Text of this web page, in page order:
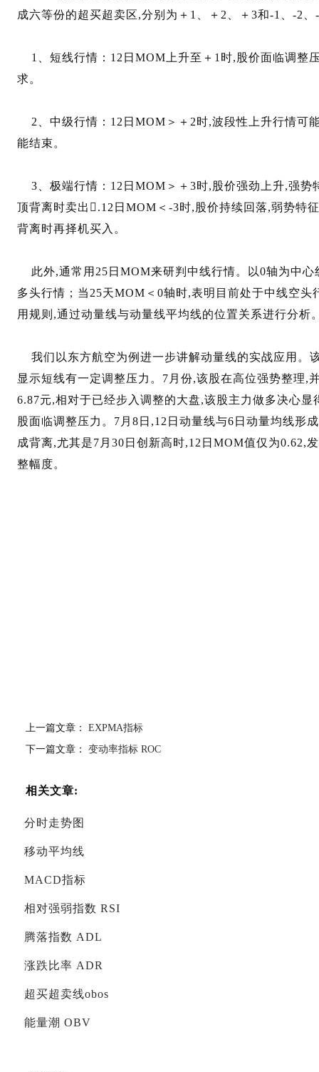
成六等份的超买超卖区,分别为＋1、＋2、＋3和-1、-2、
1、短线行情：12日MOM上升至＋1时,股价面临调整
求。
2、中级行情：12日MOM＞＋2时,波段性上升行情可
能结束。
3、极端行情：12日MOM＞＋3时,股价强劲上升,强势
顶背离时卖出.12日MOM＜-3时,股价持续回落,弱势特
背离时再择机买入。
此外,通常用25日MOM来研判中线行情。以0轴为中心
多头行情；当25天MOM＜0轴时,表明目前处于中线空
用规则,通过动量线与动量线平均线的位置关系进行分析
我们以东方航空为例进一步讲解动量线的实战应用。
显示短线有一定调整压力。7月份,该股在高位强势整理,
6.87元,相对于已经步入调整的大盘,该股主力做多决心
股面临调整压力。7月8日,12日动量线与6日动量均线形
成背离,尤其是7月30日创新高时,12日MOM值仅为0.62,
整幅度。
上一篇文章： EXPMA指标
下一篇文章： 变动率指标 ROC
相关文章:
分时走势图
移动平均线
MACD指标
相对强弱指数 RSI
腾落指数 ADL
涨跌比率 ADR
超买超卖线obos
能量潮 OBV